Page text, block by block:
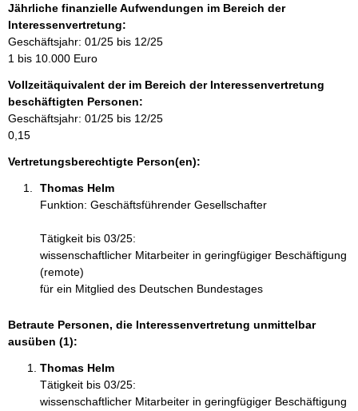
f
o
r
m
t
i
o
n
e
Jährliche finanzielle Aufwendungen im Bereich der
Interessenvertretung:
Geschäftsjahr: 01/25 bis 12/25
1 bis 10.000 Euro
Vollzeitäquivalent der im Bereich der Interessenvertretung
beschäftigten Personen:
Geschäftsjahr: 01/25 bis 12/25
0,15
Vertretungsberechtigte Person(en):
Thomas Helm
Funktion: Geschäftsführender Gesellschafter
Tätigkeit bis 03/25:
wissenschaftlicher Mitarbeiter in geringfügiger Beschäftigung
(remote)
für ein Mitglied des Deutschen Bundestages
Betraute Personen, die Interessenvertretung unmittelbar
ausüben (1):
Thomas Helm
Tätigkeit bis 03/25:
wissenschaftlicher Mitarbeiter in geringfügiger Beschäftigung